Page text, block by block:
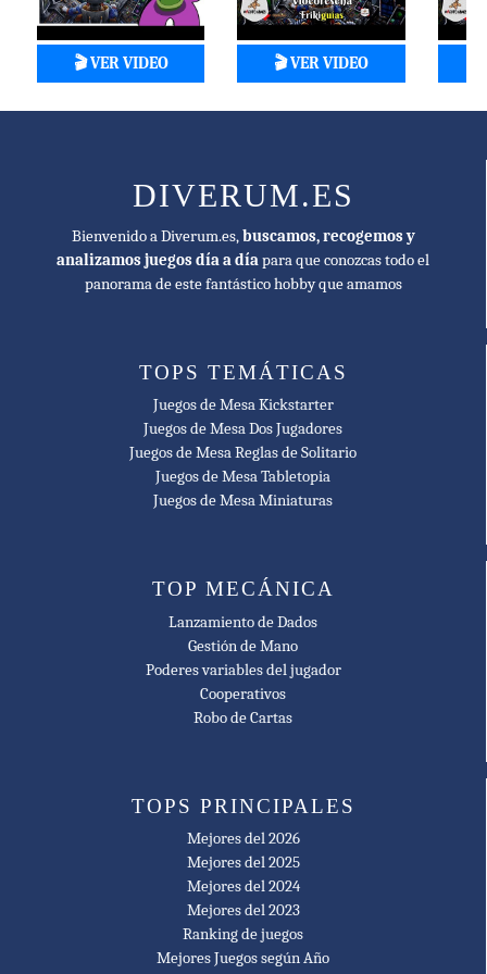
Goblin Magnifico Nominee
🥇 2019
Meeples' Choice Winner
🥇 2018
Spiel der Spiele Hit für Experten Recommended
🎬 VER VIDEO 🎬 VER VIDEO
DIVERUM.ES
Bienvenido a Diverum.es, buscamos, recogemos y
analizamos juegos día a día para que conozcas todo el
panorama de este fantástico hobby que amamos
TOPS TEMÁTICAS
Juegos de Mesa Kickstarter
Juegos de Mesa Dos Jugadores
Juegos de Mesa Reglas de Solitario
Juegos de Mesa Tabletopia
Juegos de Mesa Miniaturas
TOP MECÁNICA
Lanzamiento de Dados
Gestión de Mano
Poderes variables del jugador
Cooperativos
Robo de Cartas
TOPS PRINCIPALES
Mejores del 2026
Mejores del 2025
Mejores del 2024
Mejores del 2023
Ranking de juegos
Mejores Juegos según Año